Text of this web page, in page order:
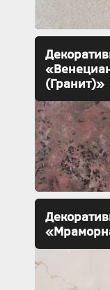
(Гранит)»